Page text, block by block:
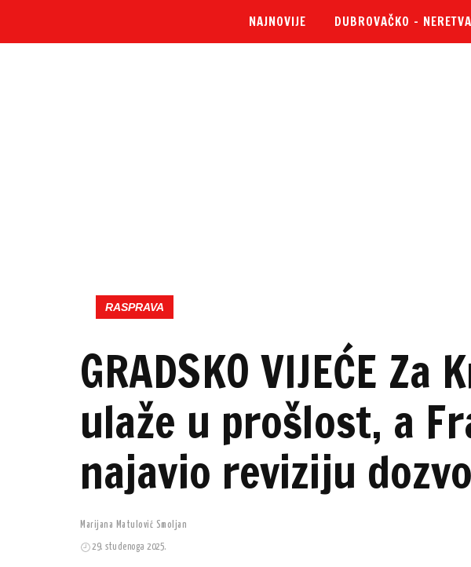
NAJNOVIJE DUBROVAČKO –
RASPRAVA
GRADSKO VIJEĆE Za
ulaže u prošlost, a
najavio reviziju
Marijana Matulović Smoljan
29. studenoga 2025.